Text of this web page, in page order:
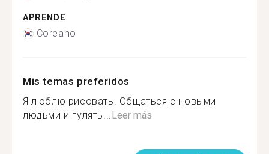
APRENDE
Coreano
Mis temas preferidos
Я люблю рисовать. Общаться с новыми
людьми и гулять...Leer más